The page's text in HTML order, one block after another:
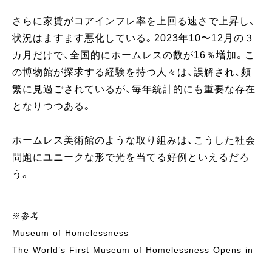
さらに家賃がコアインフレ率を上回る速さで上昇し、
状況はますます悪化している。2023年10〜12月の３
カ月だけで、全国的にホームレスの数が16％増加。こ
の博物館が探求する経験を持つ人々は、誤解され、頻
繁に見過ごされているが、毎年統計的にも重要な存在
となりつつある。
ホームレス美術館のような取り組みは、こうした社会
問題にユニークな形で光を当てる好例といえるだろ
う。
※参考
Museum of Homelessness
The World’s First Museum of Homelessness Opens in